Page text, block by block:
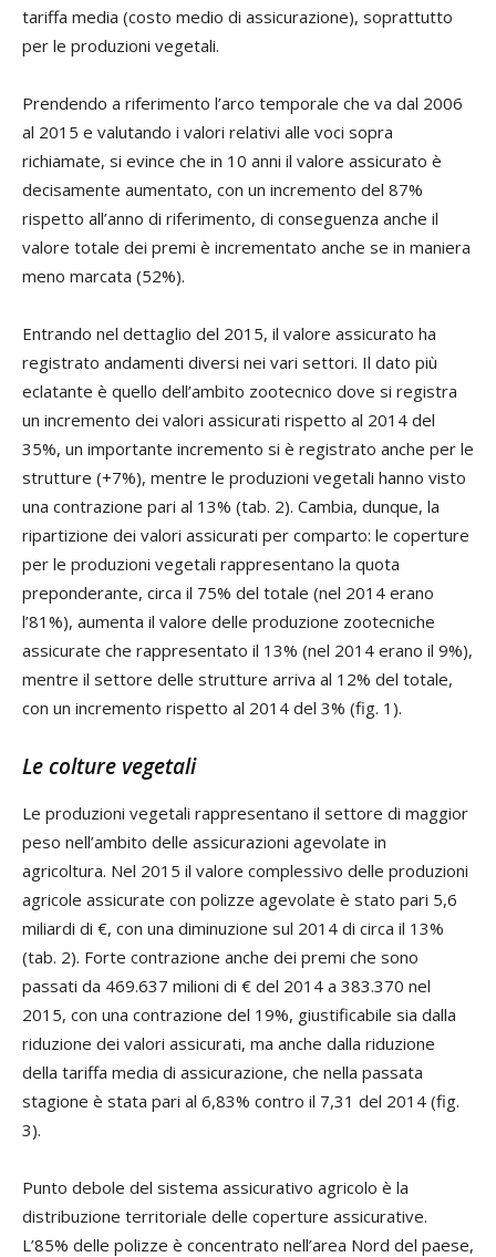
tariffa media (costo medio di assicurazione), soprattutto
per le produzioni vegetali.
Prendendo a riferimento l’arco temporale che va dal 2006
al 2015 e valutando i valori relativi alle voci sopra
richiamate, si evince che in 10 anni il valore assicurato è
decisamente aumentato, con un incremento del 87%
rispetto all’anno di riferimento, di conseguenza anche il
valore totale dei premi è incrementato anche se in maniera
meno marcata (52%).
Entrando nel dettaglio del 2015, il valore assicurato ha
registrato andamenti diversi nei vari settori. Il dato più
eclatante è quello dell’ambito zootecnico dove si registra
un incremento dei valori assicurati rispetto al 2014 del
35%, un importante incremento si è registrato anche per le
strutture (+7%), mentre le produzioni vegetali hanno visto
una contrazione pari al 13% (tab. 2). Cambia, dunque, la
ripartizione dei valori assicurati per comparto: le coperture
per le produzioni vegetali rappresentano la quota
preponderante, circa il 75% del totale (nel 2014 erano
l’81%), aumenta il valore delle produzione zootecniche
assicurate che rappresentato il 13% (nel 2014 erano il 9%),
mentre il settore delle strutture arriva al 12% del totale,
con un incremento rispetto al 2014 del 3% (fig. 1).
Le colture vegetali
Le produzioni vegetali rappresentano il settore di maggior
peso nell’ambito delle assicurazioni agevolate in
agricoltura. Nel 2015 il valore complessivo delle produzioni
agricole assicurate con polizze agevolate è stato pari 5,6
miliardi di €, con una diminuzione sul 2014 di circa il 13%
(tab. 2). Forte contrazione anche dei premi che sono
passati da 469.637 milioni di € del 2014 a 383.370 nel
2015, con una contrazione del 19%, giustificabile sia dalla
riduzione dei valori assicurati, ma anche dalla riduzione
della tariffa media di assicurazione, che nella passata
stagione è stata pari al 6,83% contro il 7,31 del 2014 (fig.
3).
Punto debole del sistema assicurativo agricolo è la
distribuzione territoriale delle coperture assicurative.
L’85% delle polizze è concentrato nell’area Nord del paese,